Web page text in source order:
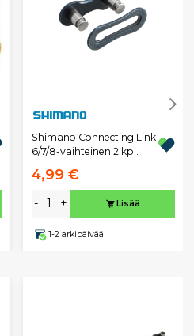
Shimano Connecting Link
6/7/8-vaihteinen 2 kpl.
4,99 €
- + Lisää
1-2 arkipäivää